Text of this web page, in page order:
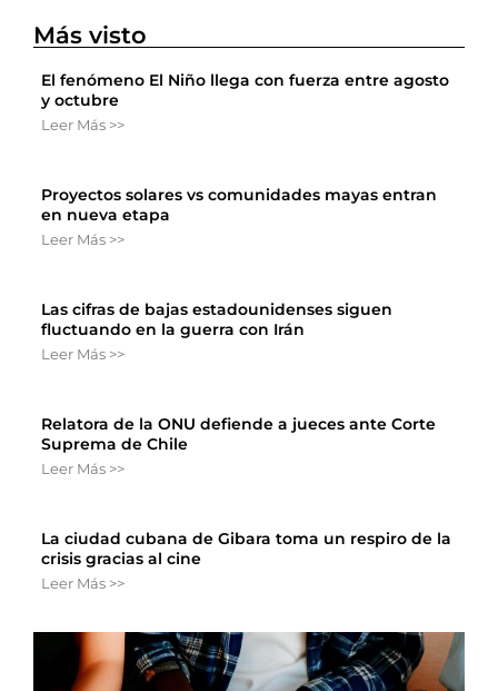
Más visto
El fenómeno El Niño llega con fuerza entre agosto
y octubre
Leer Más >>
Proyectos solares vs comunidades mayas entran
en nueva etapa
Leer Más >>
Las cifras de bajas estadounidenses siguen
fluctuando en la guerra con Irán
Leer Más >>
Relatora de la ONU defiende a jueces ante Corte
Suprema de Chile
Leer Más >>
La ciudad cubana de Gibara toma un respiro de la
crisis gracias al cine
Leer Más >>